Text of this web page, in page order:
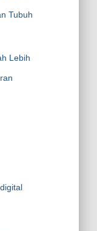
Tubuh
Lebih